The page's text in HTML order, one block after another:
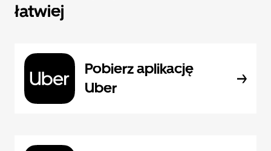
łatwiej
Pobierz aplikację
Uber